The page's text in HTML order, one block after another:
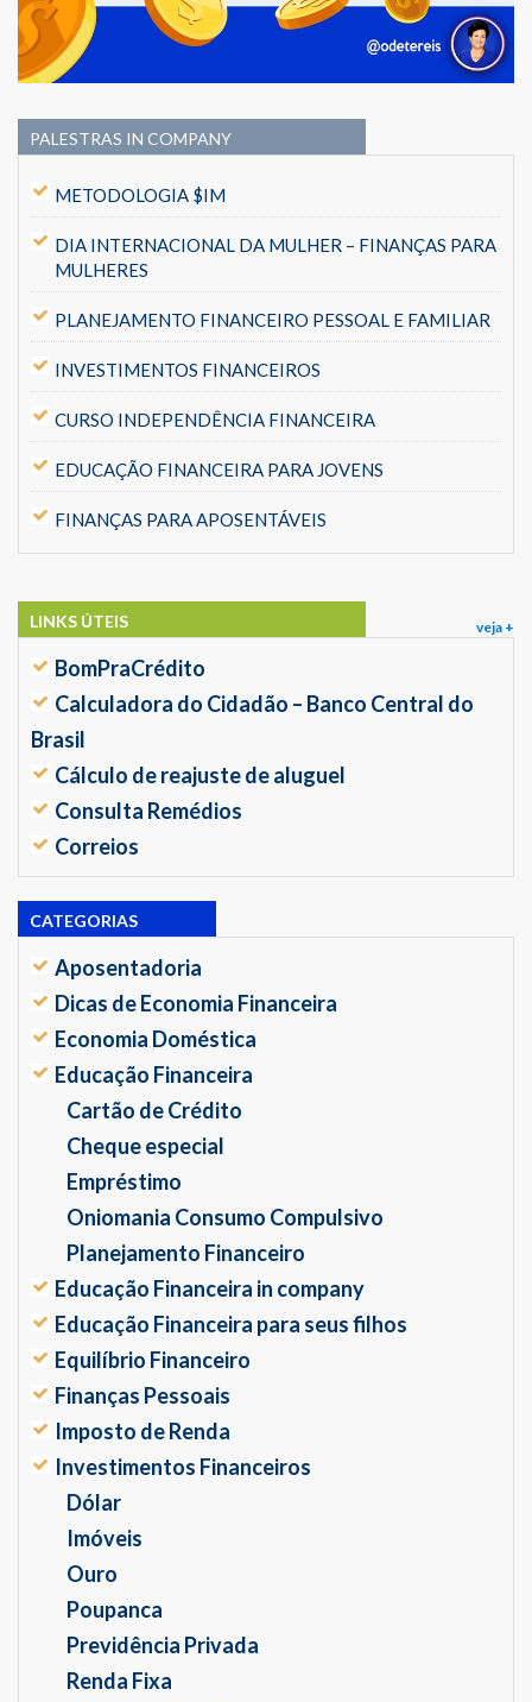
PALESTRAS IN COMPANY
METODOLOGIA $IM
DIA INTERNACIONAL DA MULHER – FINANÇAS PARA
MULHERES
PLANEJAMENTO FINANCEIRO PESSOAL E FAMILIAR
INVESTIMENTOS FINANCEIROS
CURSO INDEPENDÊNCIA FINANCEIRA
EDUCAÇÃO FINANCEIRA PARA JOVENS
FINANÇAS PARA APOSENTÁVEIS
veja +
LINKS ÚTEIS
BomPraCrédito
Calculadora do Cidadão – Banco Central do
Brasil
Cálculo de reajuste de aluguel
Consulta Remédios
Correios
CATEGORIAS
Aposentadoria
Dicas de Economia Financeira
Economia Doméstica
Educação Financeira
Cartão de Crédito
Cheque especial
Empréstimo
Oniomania Consumo Compulsivo
Planejamento Financeiro
Educação Financeira in company
Educação Financeira para seus filhos
Equilíbrio Financeiro
Finanças Pessoais
Imposto de Renda
Investimentos Financeiros
Dólar
Imóveis
Ouro
Poupanca
Previdência Privada
Renda Fixa